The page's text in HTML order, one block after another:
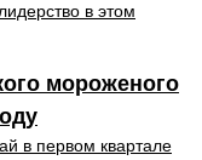
в этом
мороженого
в первом квартале